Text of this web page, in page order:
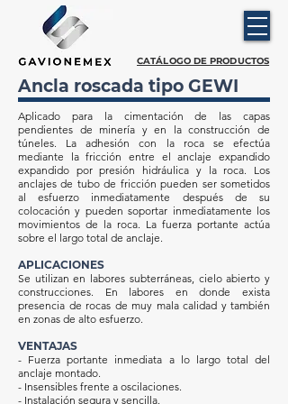
CATÁLOGO DE PRODUCTOS
Ancla roscada tipo GEWI
Aplicado para la cimentación de las capas
pendientes de minería y en la construcción de
túneles. La adhesión con la roca se efectúa
mediante la fricción entre el anclaje expandido
expandido por presión hidráulica y la roca. Los
anclajes de tubo de fricción pueden ser sometidos
al esfuerzo inmediatamente después de su
colocación y pueden soportar inmediatamente los
movimientos de la roca. La fuerza portante actúa
sobre el largo total de anclaje.
APLICACIONES
Se utilizan en labores subterráneas, cielo abierto y
construcciones. En labores en donde exista
presencia de rocas de muy mala calidad y también
en zonas de alto esfuerzo.
VENTAJAS
- Fuerza portante inmediata a lo largo total del
anclaje montado.
- Insensibles frente a oscilaciones.
- Instalación segura y sencilla.